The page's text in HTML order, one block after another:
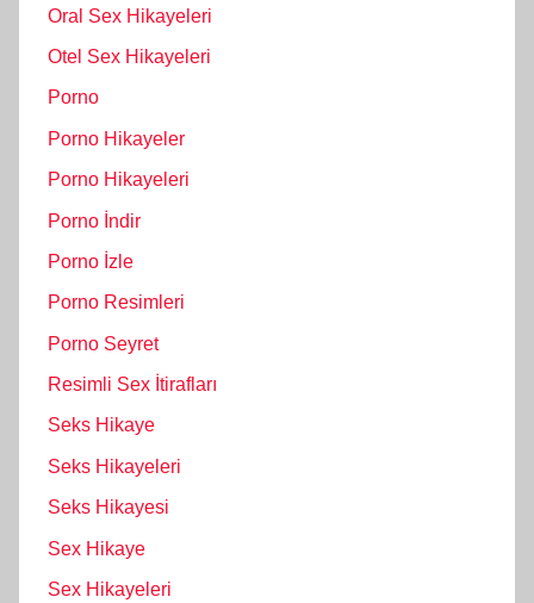
Oral Sex Hikayeleri
Otel Sex Hikayeleri
Porno
Porno Hikayeler
Porno Hikayeleri
Porno İndir
Porno İzle
Porno Resimleri
Porno Seyret
Resimli Sex İtirafları
Seks Hikaye
Seks Hikayeleri
Seks Hikayesi
Sex Hikaye
Sex Hikayeleri